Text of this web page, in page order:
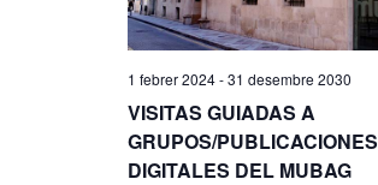
1 febrer 2024-31 desembre 2030
VISITAS GUIADAS A
GRUPOS/PUBLICACIONES
DIGITALES DEL MUBAG